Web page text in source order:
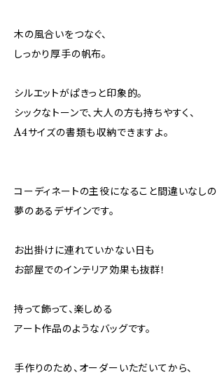
木の風合いをつなぐ、
しっかり厚手の帆布。
シルエットがぱきっと印象的。
シックなトーンで、大人の方も持ちやすく、
A4サイズの書類も収納できますよ。
コーディネートの主役になること間違いなしの
夢のあるデザインです。
お出掛けに連れていかない日も
お部屋でのインテリア効果も抜群！
持って飾って、楽しめる
アート作品のようなバッグです。
手作りのため、オーダーいただいてから、